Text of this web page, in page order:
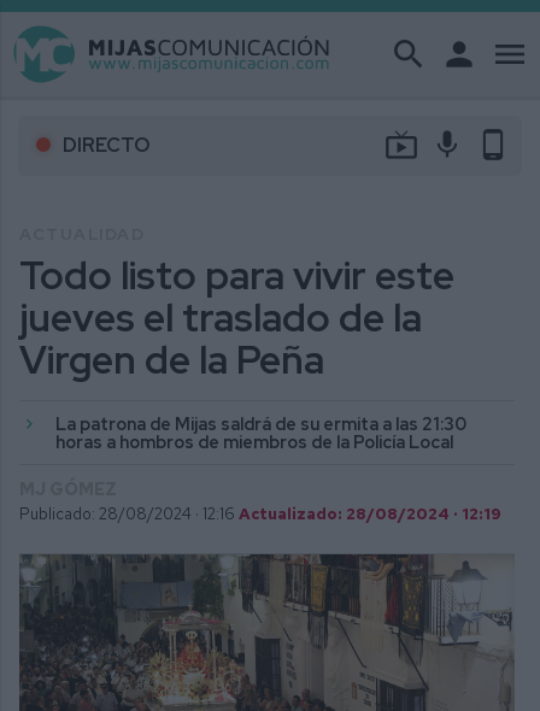
search person menu
DIRECTO live_tv mic phone_android
Todo listo para vivir este
jueves el traslado de la
Virgen de la Peña
La patrona de Mijas saldrá de su ermita a las 21:30
horas a hombros de miembros de la Policía Local
Publicado: 28/08/2024 · 12:16 Actualizado: 28/08/2024 · 12:19